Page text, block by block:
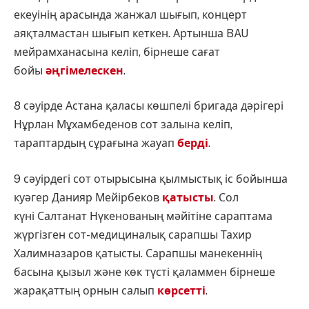
екеуінің арасында жанжал шығып, концерт
аяқталмастан шығып кеткен. Артынша BAU
мейрамханасына келіп, бірнеше сағат
бойы әңгімелескен.
8 сәуірде Астана қаласы көшпелі бригада дәрігері
Нұрлан Мұхамбеденов сот залына келіп,
тараптардың сұрағына жауап берді.
9 сәуірдегі сот отырысына қылмыстық іс бойынша
куәгер Данияр Мейірбеков қатысты. Сол
күні Салтанат Нүкенованың мәйітіне сараптама
жүргізген сот-медициналық сарапшы Тахир
Халимназаров қатысты. Сарапшы манекеннің
басына қызыл және көк түсті қаламмен бірнеше
жарақаттың орнын салып көрсетті.